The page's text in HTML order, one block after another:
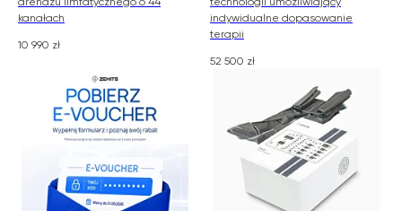
kanałach
10 990 zł
indywidualne dopasowanie
terapii
52 500 zł